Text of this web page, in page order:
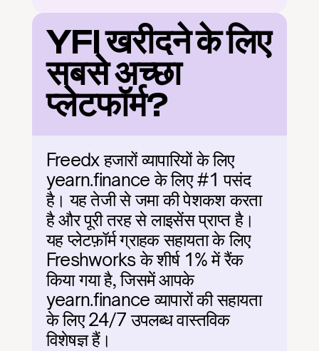
YFI खरीदने के लिए
सबसे अच्छा
प्लेटफॉर्म?
Freedx हजारों व्यापारियों के लिए
yearn.finance के लिए #1 पसंद
है। यह तेजी से जमा की पेशकश करता
है और पूरी तरह से लाइसेंस प्राप्त है।
यह प्लेटफ़ॉर्म ग्राहक सहायता के लिए
Freshworks के शीर्ष 1% में रैंक
किया गया है, जिसमें आपके
yearn.finance व्यापारों की सहायता
के लिए 24/7 उपलब्ध वास्तविक
विशेषज्ञ हैं।